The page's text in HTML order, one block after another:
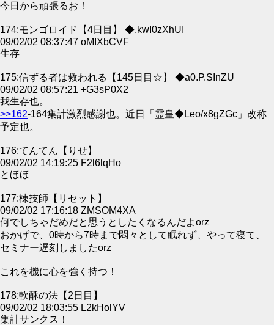
今日から頑張るお！
174:モンゴロイド【4日目】 ◆.kwI0zXhUI
09/02/02 08:37:47 oMIXbCVF
生存
175:信ずる者は救われる【145日目☆】 ◆a0.P.SInZU
09/02/02 08:57:21 +G3sP0X2
我生存也。
>>162-164集計激烈感謝也。近日「霊皇◆Leo/x8gZGc」改称
予定也。
176:てんてん【りせ】
09/02/02 14:19:25 F2l6lqHo
とほほ
177:棟技師【リセット】
09/02/02 17:16:18 ZMSOM4XA
何でしちゃだめだと思うとしたくなるんだよorz
おかげで、0時から7時まで悶々として眠れず、やって寝て、
セミナー遅刻しましたorz
これを機に心を強く持つ！
178:軟酥の法【2日目】
09/02/02 18:03:55 L2kHolYV
集計サンクス！